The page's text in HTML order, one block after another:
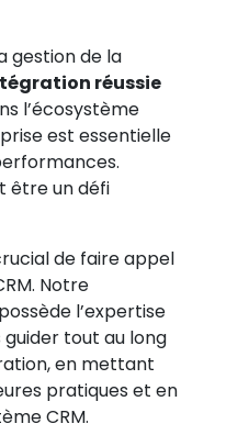
gestion de la
réussie
l’écosystème
est essentielle
être un défi
de faire appel
Notre
possède l’expertise
tout au long
en mettant
pratiques et en
CRM.